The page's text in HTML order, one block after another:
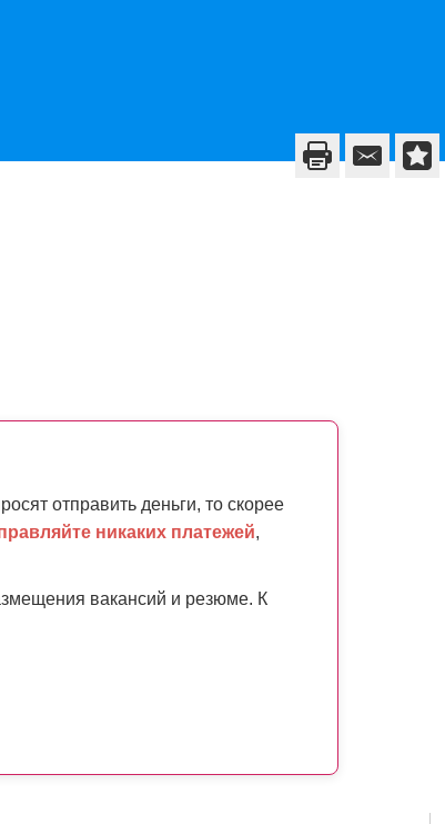
отправить деньги, то скорее
никаких платежей,
вакансий и резюме. К